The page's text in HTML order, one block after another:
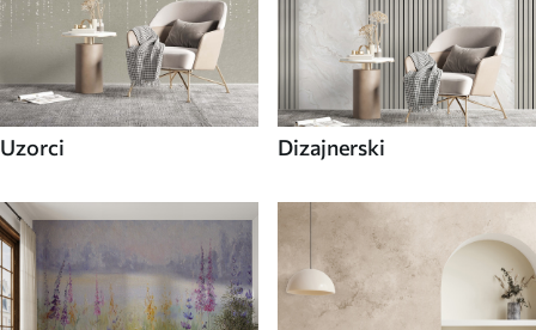
Uzorci Dizajnerski